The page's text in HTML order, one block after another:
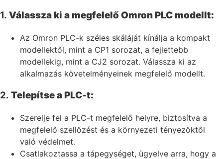
1. Válassza ki a megfelelő Omron PLC modellt:
Az Omron PLC-k széles skáláját kínálja a kompakt
modellektől, mint a CP1 sorozat, a fejlettebb
modellekig, mint a CJ2 sorozat. Válassza ki az
alkalmazás követelményeinek megfelelő modellt.
2. Telepítse a PLC-t:
Szerelje fel a PLC-t megfelelő helyre, biztosítva a
megfelelő szellőzést és a környezeti tényezőktől
való védelmet.
Csatlakoztassa a tápegységet, ügyelve arra, hogy a